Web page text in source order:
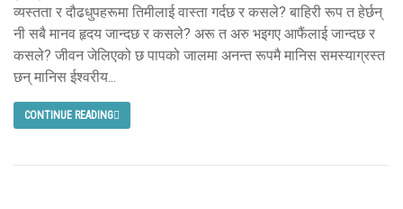
व्यस्तता र दौढधुपहरूमा तिमीलाई वास्ता गर्दछ र कसले? बाहिरी रूप त हेर्छन्
नी सबै मानव हृदय जान्दछ र कसले? अरू त अरु भइगए आफैंलाई जान्दछ र
कसले? जीवन जेलिएको छ पापको जालमा अनन्त रूपमै मानिस समस्याग्रस्त
छन् मानिस ईश्वरीय...
CONTINUE READING